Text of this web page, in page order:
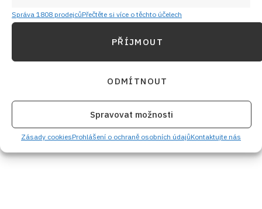
Správa 1808 prodejcůPřečtěte si více o těchto účelech
PŘÍJMOUT
ODMÍTNOUT
Spravovat možnosti
Zásady cookiesProhlášení o ochraně osobních údajůKontaktujte nás